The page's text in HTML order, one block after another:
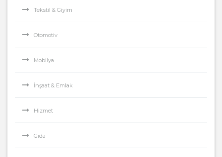
Tekstil & Giyim
Otomotiv
Mobilya
İnşaat & Emlak
Hizmet
Gıda